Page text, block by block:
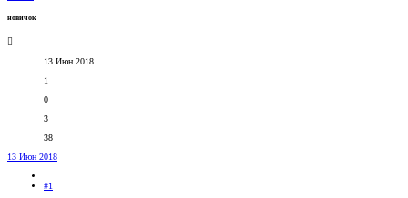
новичок
13 Июн 2018
1
0
3
38
13 Июн 2018
#1